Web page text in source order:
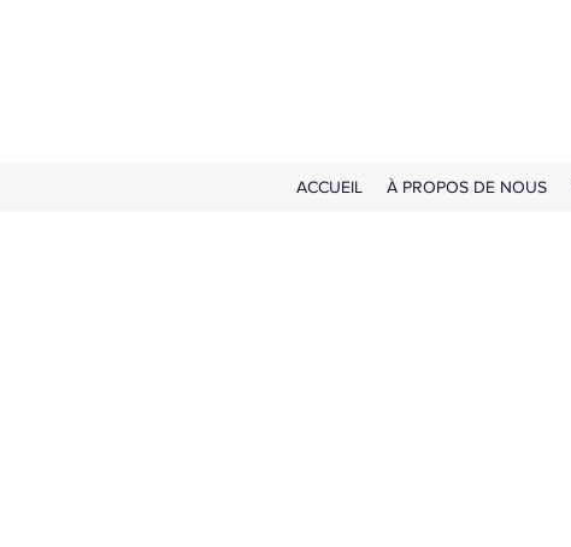
ACCUEIL À PROPOS DE NOUS